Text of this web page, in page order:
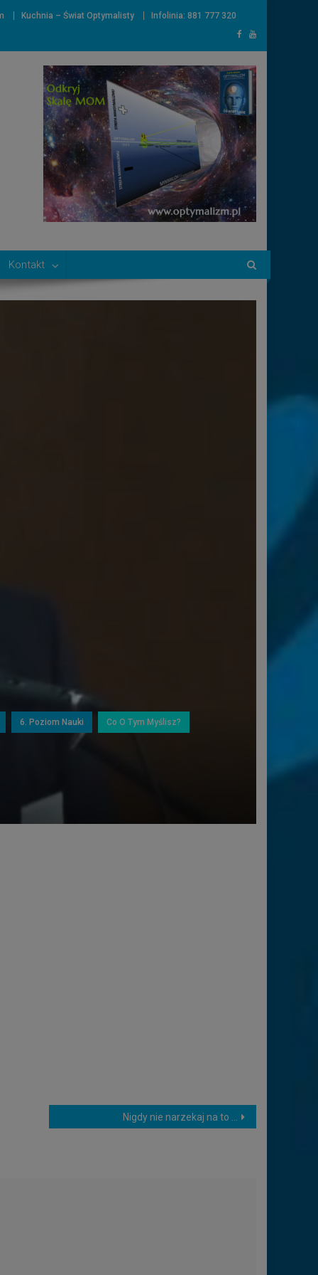
Kuchnia – Świat Optymalisty Infolinia: 881 777 320
Kontakt
6. Poziom Nauki Co O Tym Myślisz?
Nigdy nie narzekaj na to …